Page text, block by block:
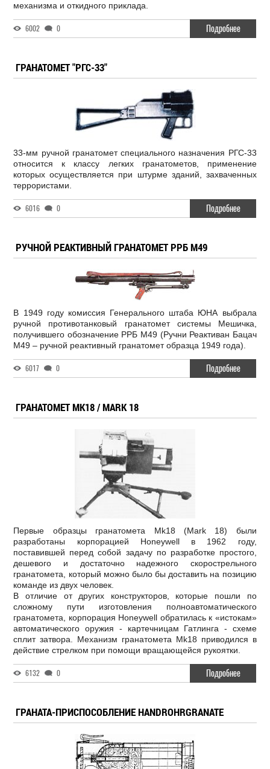
механизма и откидного приклада.
6002 0 Подробнее
ГРАНАТОМЕТ "РГС-33"
33-мм ручной гранатомет специального назначения РГС-33
относится к классу легких гранатометов, применение
которых осуществляется при штурме зданий, захваченных
террористами.
6016 0 Подробнее
РУЧНОЙ РЕАКТИВНЫЙ ГРАНАТОМЕТ РРБ М49
В 1949 году комиссия Генерального штаба ЮНА выбрала
ручной противотанковый гранатомет системы Мешичка,
получившего обозначение РРБ М49 (Ручни Реактиван Бацач
М49 – ручной реактивный гранатомет образца 1949 года).
6017 0 Подробнее
ГРАНАТОМЕТ MK18 / MARK 18
Первые образцы гранатомета Mk18 (Mark 18) были
разработаны корпорацией Honeywell в 1962 году,
поставившей перед собой задачу по разработке простого,
дешевого и достаточно надежного скорострельного
гранатомета, который можно было бы доставить на позицию
команде из двух человек.
В отличие от других конструкторов, которые пошли по
сложному пути изготовления полноавтоматического
гранатомета, корпорация Honeywell обратилась к «истокам»
автоматического оружия - картечницам Гатлинга - схеме
сплит затвора. Механизм гранатомета Mk18 приводился в
действие стрелком при помощи вращающейся рукоятки.
6132 0 Подробнее
ГРАНАТА-ПРИСПОСОБЛЕНИЕ HANDROHRGRANATE